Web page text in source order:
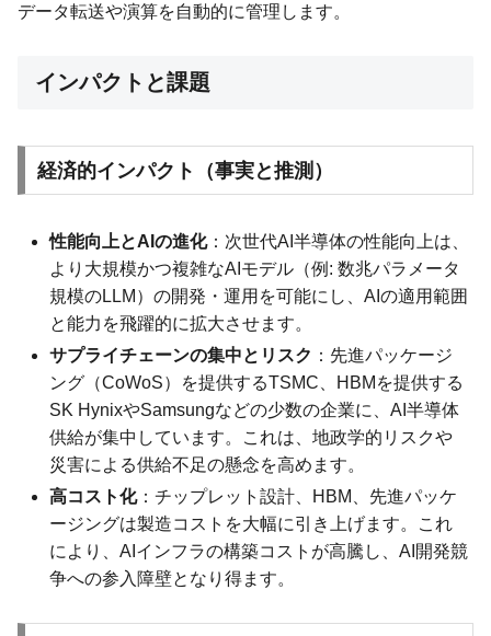
データ転送や演算を自動的に管理します。
インパクトと課題
経済的インパクト（事実と推測）
性能向上とAIの進化：次世代AI半導体の性能向上は、
より大規模かつ複雑なAIモデル（例: 数兆パラメータ
規模のLLM）の開発・運用を可能にし、AIの適用範囲
と能力を飛躍的に拡大させます。
サプライチェーンの集中とリスク ：先進パッケージ
ング（CoWoS）を提供するTSMC、HBMを提供する
SK HynixやSamsungなどの少数の企業に、AI半導体
供給が集中しています。これは、地政学的リスクや
災害による供給不足の懸念を高めます。
高コスト化：チップレット設計、HBM、先進パッケ
ージングは製造コストを大幅に引き上げます。これ
により、AIインフラの構築コストが高騰し、AI開発競
争への参入障壁となり得ます。